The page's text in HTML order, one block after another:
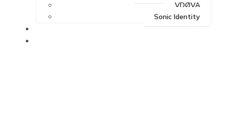
VDØVA
Sonic Identity
FEAST